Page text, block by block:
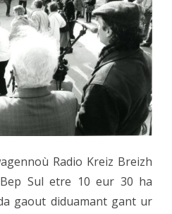
RKB,
bep
Sul
raok
kreisteiz
!
Radio Kreiz Breizh
Sul etre 10 eur 30 ha
gaout diduamant gant ur